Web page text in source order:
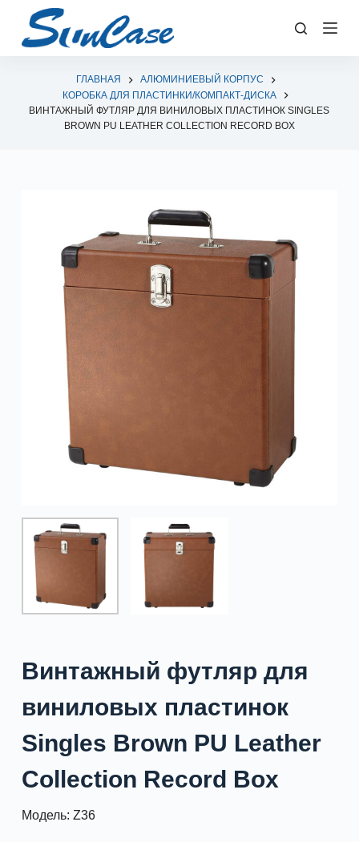
е
ГЛАВНАЯ
АЛЮМИНИЕВЫЙ КОРПУС
КОРОБКА ДЛЯ ПЛАСТИНКИ/КОМПАКТ-ДИСКА
ВИНТАЖНЫЙ ФУТЛЯР ДЛЯ ВИНИЛОВЫХ ПЛАСТИНОК SINGLES
BROWN PU LEATHER COLLECTION RECORD BOX
Винтажный футляр для
виниловых пластинок
Singles Brown PU Leather
Collection Record Box
Модель: Z36